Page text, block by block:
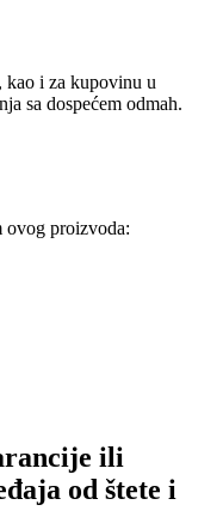
kao i za kupovinu u
sa dospećem odmah.
proizvoda:
ili
od štete i